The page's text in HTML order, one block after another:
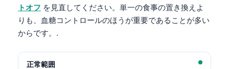
トオフ を見直してください。単一の食事の置き換えよ
りも、血糖コントロールのほうが重要であることが多い
からです。.
正常範囲